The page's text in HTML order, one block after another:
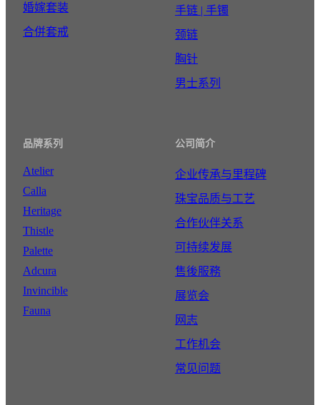
婚嫁套装
合併套戒
手链 | 手镯
颈链
胸针
男士系列
品牌系列
Atelier
Calla
Heritage
Thistle
Palette
Adcura
Invincible
Fauna
公司简介
企业传承与里程碑
珠宝品质与工艺
合作伙伴关系
可持续发展
售後服務
展览会
网志
工作机会
常见问题